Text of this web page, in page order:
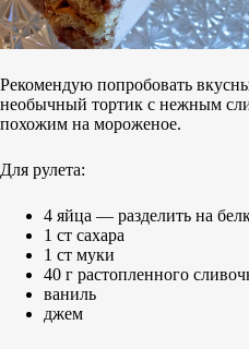
Рекомендую попробовать
необычный тортик с нежным
похожим на мороженое.
Для рулета:
4 яйца — разделить на
1 ст сахара
1 ст муки
40 г растопленного
ваниль
джем